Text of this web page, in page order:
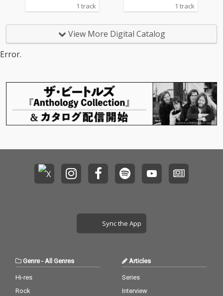
たに制作された楽曲も
上がった。
たに制作された楽曲も
上がった。
1 track 1 track
View More Digital Catalog
Error.
Sync the App
Genre- All Genres
Hi-res
Rock
Articles
Series
Interview